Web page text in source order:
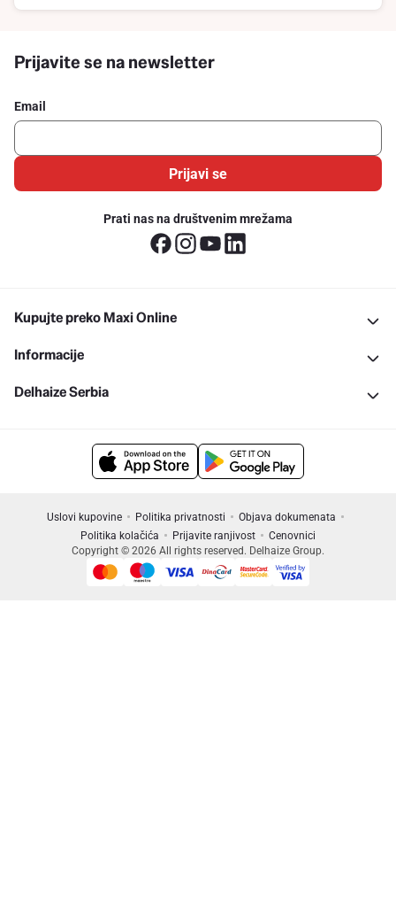
Prijavite se na newsletter
Email
Prijavi se
Prati nas na društvenim mrežama
Kupujte preko Maxi Online
Informacije
Delhaize Serbia
Uslovi kupovine Politika privatnosti
Objava dokumenata
Politika kolačića
Prijavite ranjivost
Cenovnici
Copyright © 2026 All rights reserved. Delhaize Group.